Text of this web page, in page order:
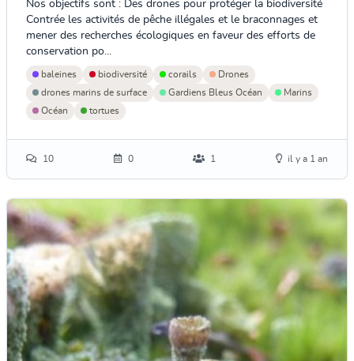
Nos objectifs sont : Des drones pour protéger la biodiversité
Contrée les activités de pêche illégales et le braconnages et
mener des recherches écologiques en faveur des efforts de
conservation po...
baleines biodiversité corails
Drones
drones marins de surface
Gardiens Bleus Océan
Marins
Océan
tortues
10 0 1 il y a 1 an